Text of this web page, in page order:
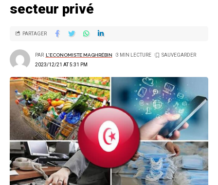
secteur privé
2023/12/21 AT 5:31 PM
PAR L'ECONOMISTE MAGHRÉBIN 3 MIN LECTURE
PARTAGER